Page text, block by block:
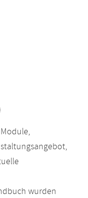
wurden